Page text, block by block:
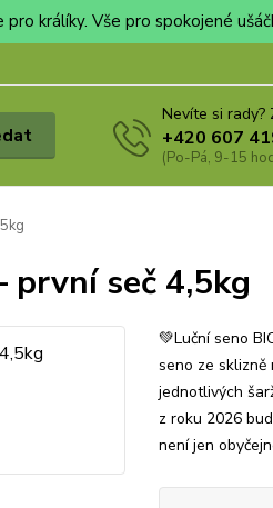
králíky. Vše pro spokojené
Nevíte si rady?
+420 607
(Po-Pá, 9-15
první seč 4,5kg
💚Luční seno
seno ze sklizně
jednotlivých
z roku 2026
není jen